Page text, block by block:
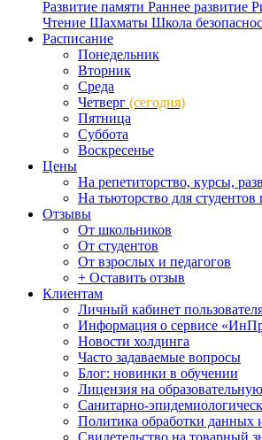
Развитие памяти Раннее развитие
Чтение Шахматы Школа
Расписание
Понедельник
Вторник
Среда
Четверг (сегодня)
Пятница
Суббота
Воскресенье
Цены
На репетиторство, курсы,
На тьюторство для
Отзывы
От школьников
От студентов
От взрослых и педагогов
+ Оставить отзыв
Клиентам
Личный кабинет
Информация о сервисе
Новости холдинга
Часто задаваемые вопросы
Блог: новинки в обучении
Лицензия на
Санитарно-
Политика обработки данных
Свидетельство на товарный